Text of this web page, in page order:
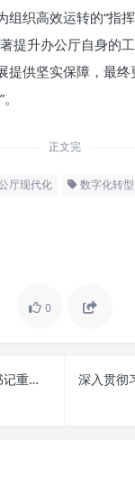
织高效运转的“指
提升办公厅自身的
提供坚实保障，最
正文完
厅现代化 数字化转型
0
深入贯彻习近平总书记重要指示精神：办公室工作高质量发展的时代新篇
“主动作为”：办